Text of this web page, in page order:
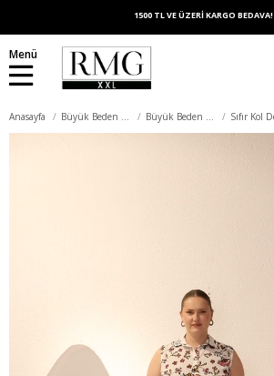
1500 TL VE ÜZERİ KARGO BEDAVA!
Menü
Anasayfa Büyük Beden Üst Giyim Büyük Beden Bluz